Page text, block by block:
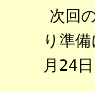
次回
り準
月24